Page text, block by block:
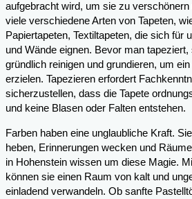
aufgebracht wird, um sie zu
viele verschiedene Arten von Tapeten,
Papiertapeten, Textiltapeten, die sich für
und Wände eignen. Bevor man
gründlich reinigen und grundieren, um
erzielen. Tapezieren erfordert
sicherzustellen, dass die Tapete
und keine Blasen oder Falten entstehen.
Farben haben eine unglaubliche Kraft.
heben, Erinnerungen wecken und
in Hohenstein wissen um diese Magie.
können sie einen Raum von kalt und
einladend verwandeln. Ob sanfte